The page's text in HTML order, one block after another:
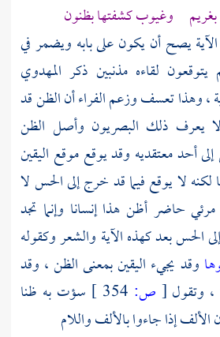
وغيوب كشفتها بظنون
يصح أن يكون على بابه ويضمر في
يتوقعون لقاءه مذنبين ذكر المهدوي
، وهذا تعسف وزعمالفراءأن الظن قد
يعرف ذلك البصريون وأصل الظن
أحد معتقديه وقد يوقع موقع اليقين
لكنه لا يوقع فيما قد خرج إلى الحس لا
حاضر أظن هذا إنسانا وإنما تجد
الحس بعد كهذه الآية والشعر وكقوله
وقد يجيء اليقين بمعنى الظن ، وقد
، وتقول [ ص:
سؤت به ظنا
إذا جاءوا بالألف واللام